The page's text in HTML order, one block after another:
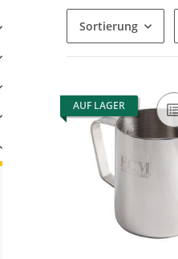
Sortierung
AUF LAGER